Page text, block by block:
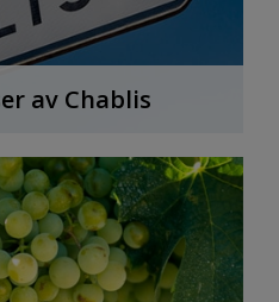
av Chablis